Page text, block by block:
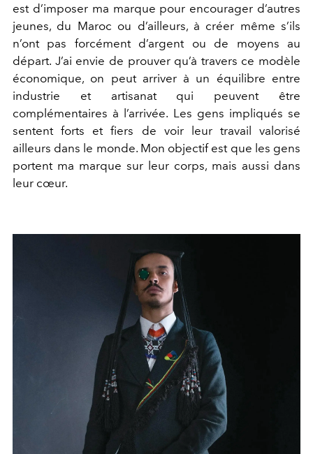
est d’imposer ma marque pour encourager d’autres
jeunes, du Maroc ou d’ailleurs, à créer même s’ils
n’ont pas forcément d’argent ou de moyens au
départ. J’ai envie de prouver qu’à travers ce modèle
économique, on peut arriver à un équilibre entre
industrie et artisanat qui peuvent être
complémentaires à l’arrivée. Les gens impliqués se
sentent forts et fiers de voir leur travail valorisé
ailleurs dans le monde. ­Mon objectif est que les gens
portent ma marque sur leur corps, mais aussi dans
leur cœur.